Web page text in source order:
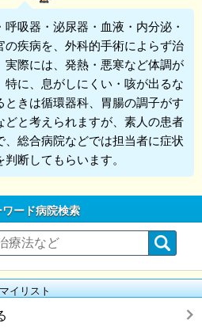
吸器・泌尿器・血液・内分泌・
疾病を、外科的手術によらず治
際には、発熱・悪寒など体調が
に、息がしにくい・咳が出るな
ときは循環器科、胃腸の調子がす
どと考えられますが、素人の患者
、総合病院などでは担当者に症状
断してもらいます。
ード病院検索
イリスト